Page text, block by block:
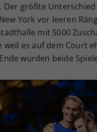
Der größte
York vor leeren
mit 5000
weil es auf dem Court
wurden beide